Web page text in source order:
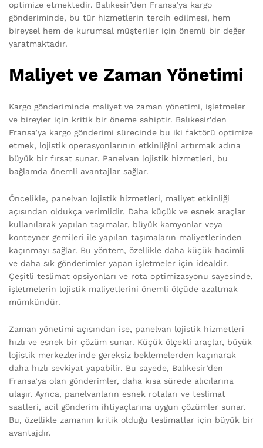
optimize etmektedir. Balıkesir’den Fransa’ya kargo
gönderiminde, bu tür hizmetlerin tercih edilmesi, hem
bireysel hem de kurumsal müşteriler için önemli bir değer
yaratmaktadır.
Maliyet ve Zaman Yönetimi
Kargo gönderiminde maliyet ve zaman yönetimi, işletmeler
ve bireyler için kritik bir öneme sahiptir. Balıkesir’den
Fransa’ya kargo gönderimi sürecinde bu iki faktörü optimize
etmek, lojistik operasyonlarının etkinliğini artırmak adına
büyük bir fırsat sunar. Panelvan lojistik hizmetleri, bu
bağlamda önemli avantajlar sağlar.
Öncelikle, panelvan lojistik hizmetleri, maliyet etkinliği
açısından oldukça verimlidir. Daha küçük ve esnek araçlar
kullanılarak yapılan taşımalar, büyük kamyonlar veya
konteyner gemileri ile yapılan taşımaların maliyetlerinden
kaçınmayı sağlar. Bu yöntem, özellikle daha küçük hacimli
ve daha sık gönderimler yapan işletmeler için idealdir.
Çeşitli teslimat opsiyonları ve rota optimizasyonu sayesinde,
işletmelerin lojistik maliyetlerini önemli ölçüde azaltmak
mümkündür.
Zaman yönetimi açısından ise, panelvan lojistik hizmetleri
hızlı ve esnek bir çözüm sunar. Küçük ölçekli araçlar, büyük
lojistik merkezlerinde gereksiz beklemelerden kaçınarak
daha hızlı sevkiyat yapabilir. Bu sayede, Balıkesir’den
Fransa’ya olan gönderimler, daha kısa sürede alıcılarına
ulaşır. Ayrıca, panelvanların esnek rotaları ve teslimat
saatleri, acil gönderim ihtiyaçlarına uygun çözümler sunar.
Bu, özellikle zamanın kritik olduğu teslimatlar için büyük bir
avantajdır.